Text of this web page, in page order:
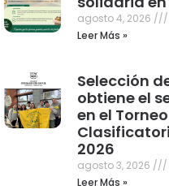
agosto 4, 2026
Leer Más »
Selección
obtiene el
en el
2026
agosto 3, 2026
Leer Más »